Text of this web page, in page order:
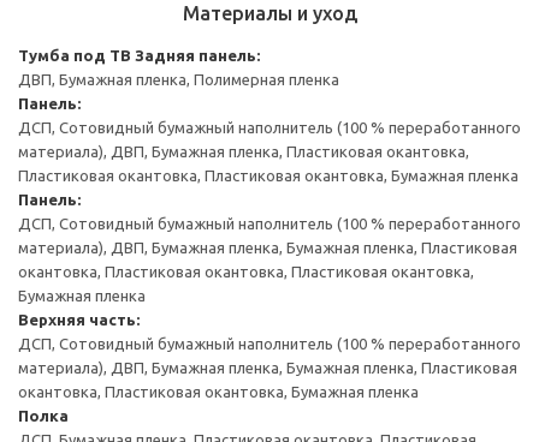
Материалы и уход
Тумба под ТВ Задняя панель:
ДВП, Бумажная пленка, Полимерная пленка
Панель:
ДСП, Сотовидный бумажный наполнитель (100 % переработанного
материала), ДВП, Бумажная пленка, Пластиковая окантовка,
Пластиковая окантовка, Пластиковая окантовка, Бумажная пленка
Панель:
ДСП, Сотовидный бумажный наполнитель (100 % переработанного
материала), ДВП, Бумажная пленка, Бумажная пленка, Пластиковая
окантовка, Пластиковая окантовка, Пластиковая окантовка,
Бумажная пленка
Верхняя часть:
ДСП, Сотовидный бумажный наполнитель (100 % переработанного
материала), ДВП, Бумажная пленка, Бумажная пленка, Пластиковая
окантовка, Пластиковая окантовка, Бумажная пленка
Полка